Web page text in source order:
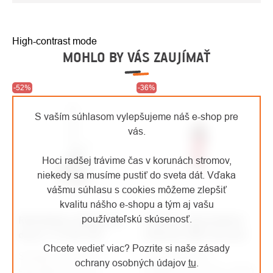
S vaším súhlasom vylepšujeme náš e-shop pre
vás.
Hoci radšej trávime čas v korunách stromov,
niekedy sa musíme pustiť do sveta dát. Vďaka
vášmu súhlasu s cookies môžeme zlepšiť
kvalitu nášho e-shopu a tým aj vašu
používateľskú skúsenosť.
Chcete vedieť viac? Pozrite si naše zásady
ochrany osobných údajov tu
High-contrast mode
MOHLO BY VÁS ZAUJÍMAŤ
-52%
Rothoblaas skrutka do
-36%
Courant nepremokavé
priedušné nohavice, ktoré